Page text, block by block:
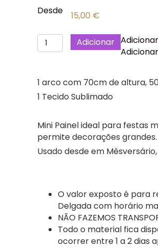
Desde
15,00 €
Quantidade
de
Mini
Painel
Adicionar
1 arco com 70cm de altura,
1 Tecido Sublimado
Mini Painel ideal para festas
permite decorações grandes.
Usado desde em
O valor exposto é para
Delgada com horário
NÃO FAZEMOS
Todo o material fica
ocorrer entre 1 a 2 dias